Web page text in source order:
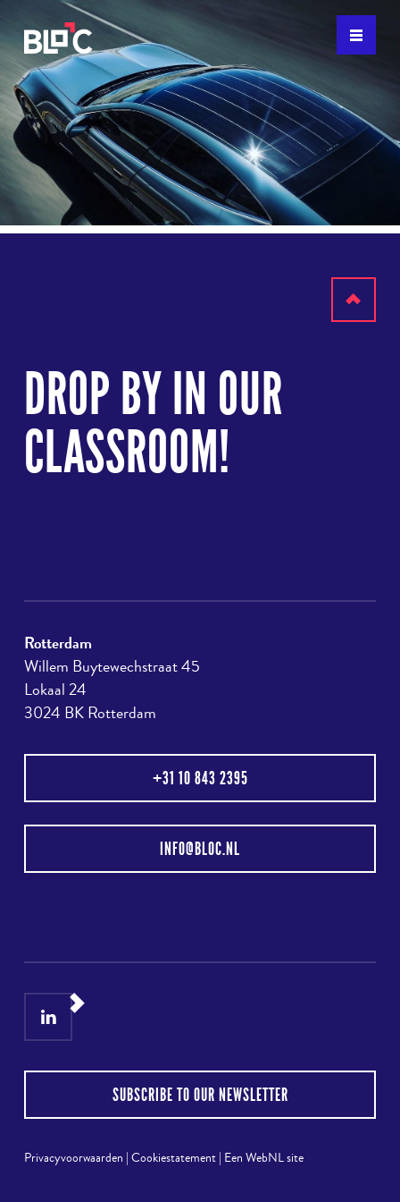
DROP BY IN OUR
CLASSROOM!
Rotterdam
Willem Buytewechstraat 45
Lokaal 24
3024 BK Rotterdam
+31 10 843 2395
INFO@BLOC.NL
SUBSCRIBE TO OUR NEWSLETTER
Privacyvoorwaarden |Cookiestatement| Een WebNL site